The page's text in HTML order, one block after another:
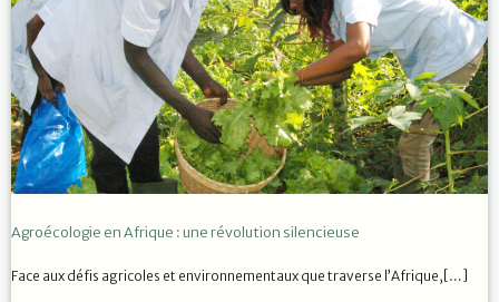
Agroécologie en Afrique : une révolution silencieuse
Face aux défis agricoles et environnementaux que traverse l’Afrique,[…]